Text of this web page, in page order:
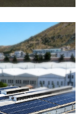
24, 2026
çevresel